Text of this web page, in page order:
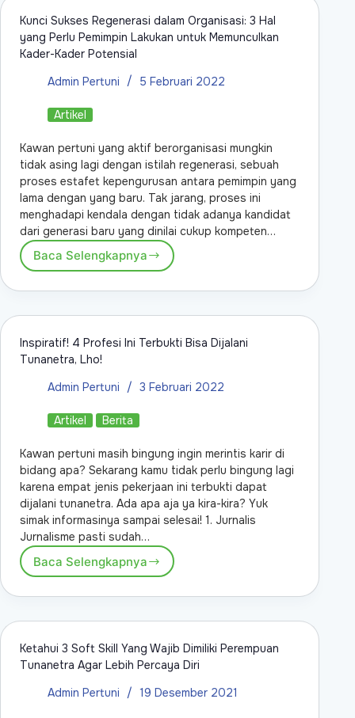
Kunci Sukses Regenerasi dalam Organisasi: 3 Hal
yang Perlu Pemimpin Lakukan untuk Memunculkan
Kader-Kader Potensial
Admin Pertuni
5 Februari 2022
Artikel
Kawan pertuni yang aktif berorganisasi mungkin
tidak asing lagi dengan istilah regenerasi, sebuah
proses estafet kepengurusan antara pemimpin yang
lama dengan yang baru. Tak jarang, proses ini
menghadapi kendala dengan tidak adanya kandidat
dari generasi baru yang dinilai cukup kompeten…
Baca Selengkapnya
Inspiratif! 4 Profesi Ini Terbukti Bisa Dijalani
Tunanetra, Lho!
Admin Pertuni
3 Februari 2022
Artikel Berita
Kawan pertuni masih bingung ingin merintis karir di
bidang apa? Sekarang kamu tidak perlu bingung lagi
karena empat jenis pekerjaan ini terbukti dapat
dijalani tunanetra. Ada apa aja ya kira-kira? Yuk
simak informasinya sampai selesai! 1. Jurnalis
Jurnalisme pasti sudah…
Baca Selengkapnya
Ketahui 3 Soft Skill Yang Wajib Dimiliki Perempuan
Tunanetra Agar Lebih Percaya Diri
Admin Pertuni
19 Desember 2021